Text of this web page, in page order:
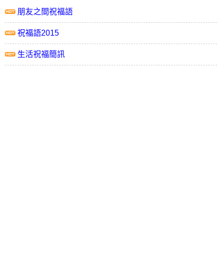
朋友之間祝福語
祝福語2015
生活祝福簡訊